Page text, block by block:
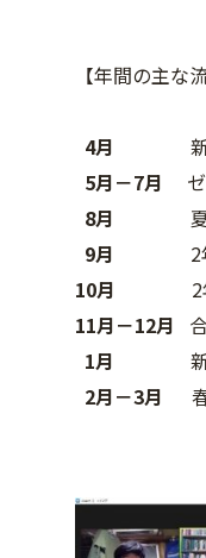
【年間の主な
4月 新学
5月－7月 ゼ
8月 夏休
9月 2年生
10月 2年：
11月－12月
1月 新年会
2月－3月 春